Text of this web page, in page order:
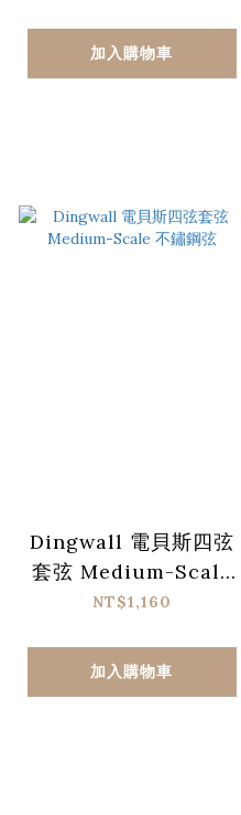
加入購物車
Dingwall 電貝斯四弦
套弦 Medium-Scale
不鏽鋼弦
NT$1,160
加入購物車